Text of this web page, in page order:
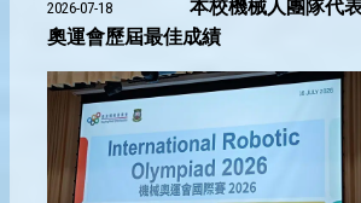
2026-07-18
本校機械人團隊代
奧運會歷屆最佳成績